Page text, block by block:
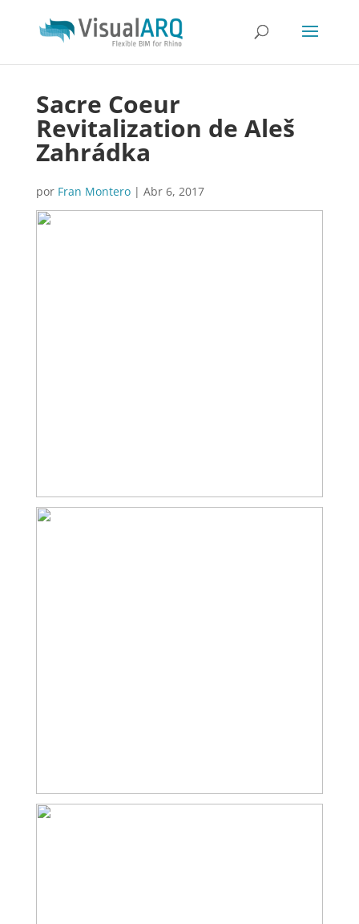
Sacre Coeur
Revitalization de Aleš
Zahrádka
por Fran Montero| Abr 6, 2017